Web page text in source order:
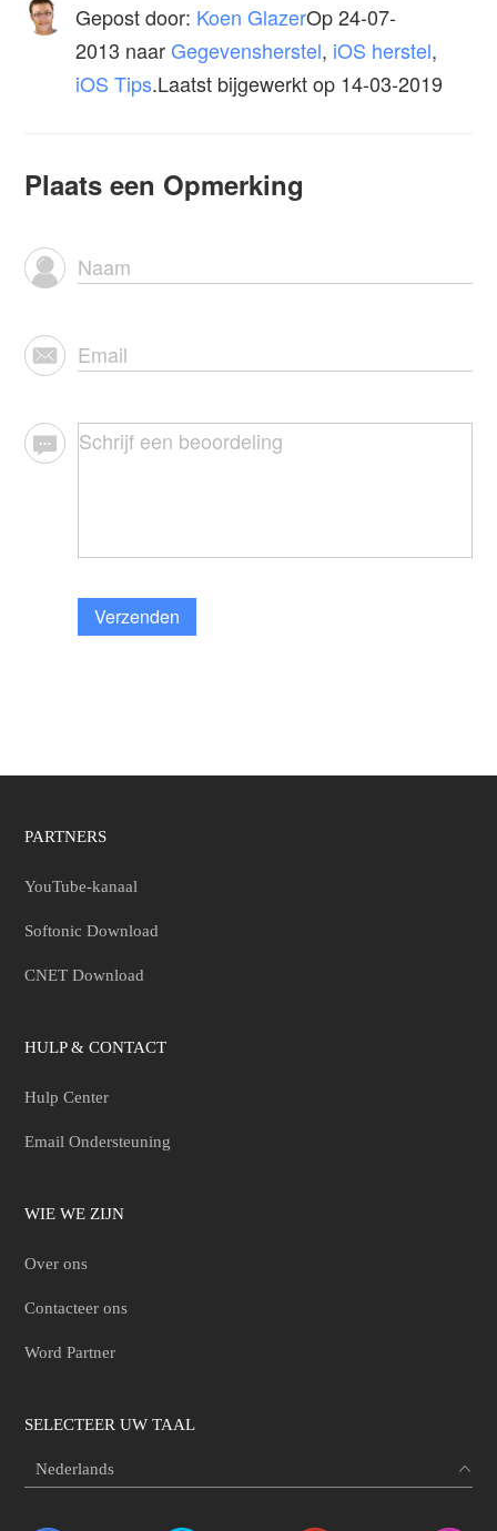
Gepost door: Koen GlazerOp24-07-
2013 naar Gegevensherstel, iOS herstel,
iOS Tips.Laatst bijgewerkt op 14-03-2019
Plaats een Opmerking
Verzenden
PARTNERS
YouTube-kanaal
Softonic Download
CNET Download
HULP & CONTACT
Hulp Center
Email Ondersteuning
WIE WE ZIJN
Over ons
Contacteer ons
Word Partner
SELECTEER UW TAAL